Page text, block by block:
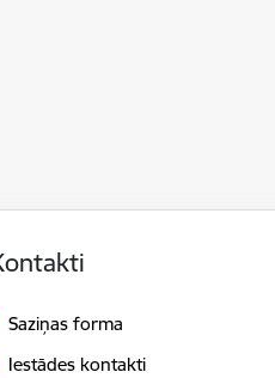
Saziņas forma
Iestādes kontakti